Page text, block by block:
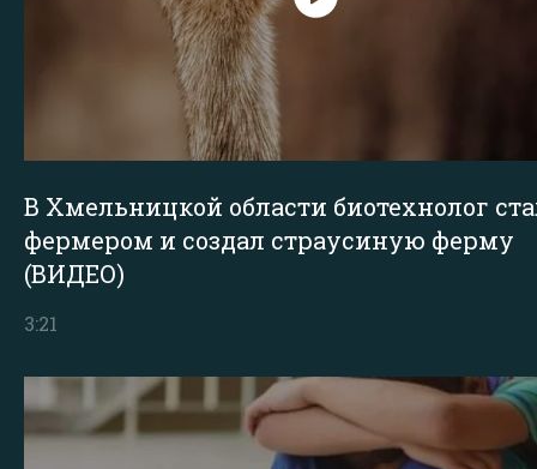
В Хмельницкой области биотехнолог
фермером и создал страусиную ферму
(ВИДЕО)
3:21